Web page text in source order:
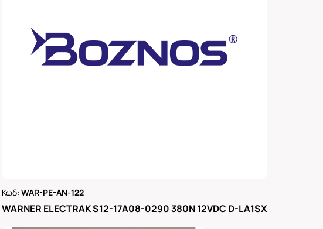
Κωδ: WAR-PE-AN-122
WARNER ELECTRAK S12-17A08-0290 380N 12VDC D-LA1SX